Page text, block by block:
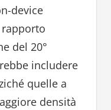
device
del 20°
includere
quelle a
densità